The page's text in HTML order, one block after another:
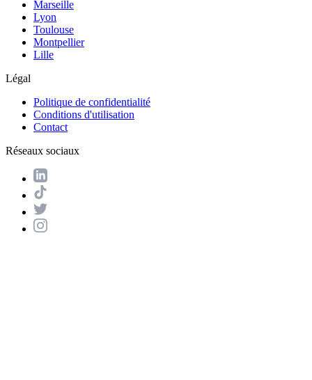
Marseille
Lyon
Toulouse
Montpellier
Lille
Légal
Politique de confidentialité
Conditions d'utilisation
Contact
Réseaux sociaux